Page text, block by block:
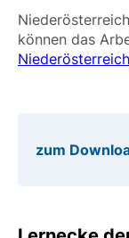
können das
Niederösterreich
zum